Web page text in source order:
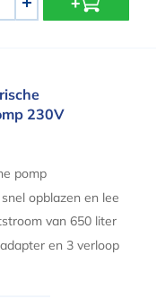
+
230V
230V
pomp
opblazen en lee
van een luchtbe
van 650 liter
en 3 verloop